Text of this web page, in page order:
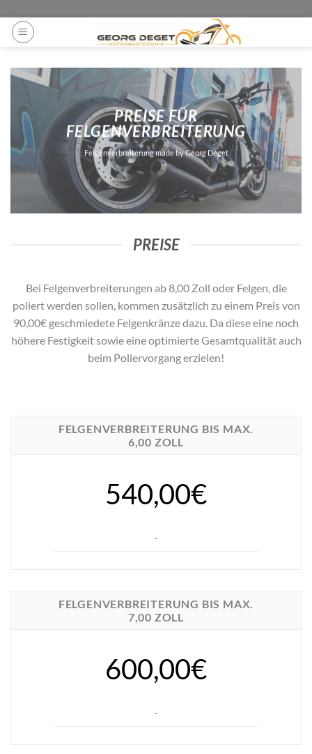
springen
PREISE FÜR
FELGENVERBREITERUNG
Felgenverbreiterung made by Georg Deget
PREISE
Bei Felgenverbreiterungen ab 8,00 Zoll oder Felgen, die
poliert werden sollen, kommen zusätzlich zu einem Preis von
90,00€ geschmiedete Felgenkränze dazu. Da diese eine noch
höhere Festigkeit sowie eine optimierte Gesamtqualität auch
beim Poliervorgang erzielen!
FELGENVERBREITERUNG BIS MAX.
6,00 ZOLL
540,00€
-
FELGENVERBREITERUNG BIS MAX.
7,00 ZOLL
600,00€
-